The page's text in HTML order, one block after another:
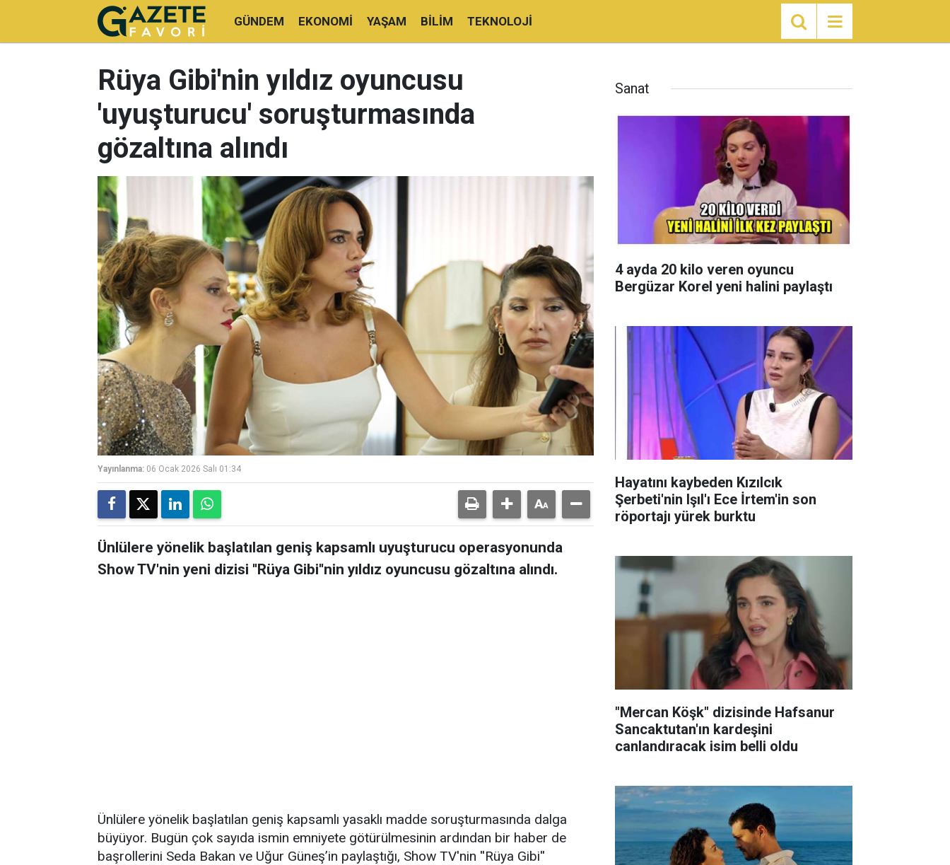
GÜNDEM EKONOMI YAŞAM BILIM TEKNOLOJI
Rüya Gibi'nin yıldız oyuncusu
'uyuşturucu' soruşturmasında
gözaltına alındı
Yayınlanma: 06 Ocak 2026 Salı 01:34
Ünlülere yönelik başlatılan geniş kapsamlı uyuşturucu operasyonunda
Show TV'nin yeni dizisi ''Rüya Gibi''nin yıldız oyuncusu gözaltına alındı.
Ünlülere yönelik başlatılan geniş kapsamlı yasaklı madde soruşturmasında dalga
büyüyor. Bugün çok sayıda ismin emniyete götürülmesinin ardından bir haber de
başrollerini Seda Bakan ve Uğur Güneş’in paylaştığı, Show TV'nin ''Rüya Gibi''
Sanat
4 ayda 20 kilo veren oyuncu
Bergüzar Korel yeni halini paylaştı
Hayatını kaybeden Kızılcık
Şerbeti'nin Işıl'ı Ece İrtem'in son
röportajı yürek burktu
"Mercan Köşk" dizisinde Hafsanur
Sancaktutan'ın kardeşini
canlandıracak isim belli oldu